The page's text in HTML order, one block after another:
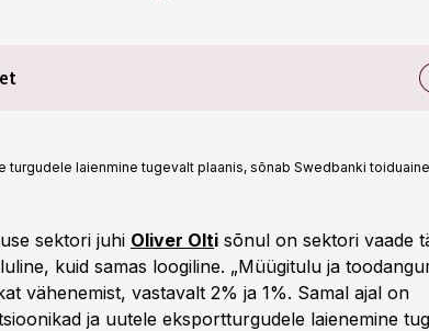
laienmine tugevalt plaanis, sõnab Swedbanki
sektori juhi Oliver Olti sõnul on sektori vaade
kuid samas loogiline. „Müügitulu ja
vähenemist, vastavalt 2% ja 1%. Samal ajal on
ja uutele eksportturgudele laienemine